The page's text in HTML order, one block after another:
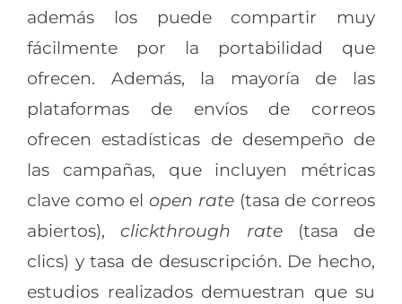
además los puede compartir muy
fácilmente por la portabilidad que
ofrecen. Además, la mayoría de las
plataformas de envíos de correos
ofrecen estadísticas de desempeño de
las campañas, que incluyen métricas
clave como elopen rate(tasa de correos
abiertos),clickthrough rate(tasa de
clics) y tasa de desuscripción. De hecho,
estudios realizados demuestran que su